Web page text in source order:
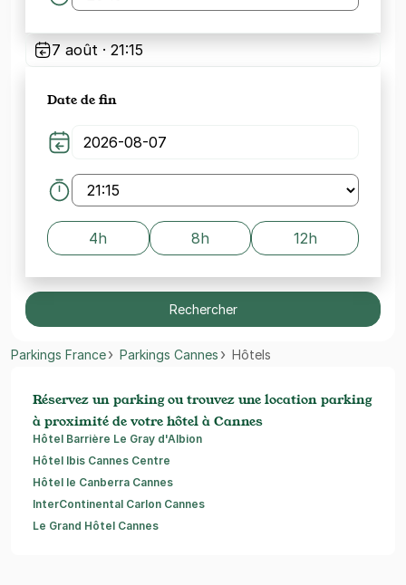
7 août · 21:15
Date de fin
4h 8h 12h
Rechercher
Parkings France Parkings Cannes Hôtels
Réservez un parking ou trouvez une location parking
à proximité de votre hôtel à Cannes
Hôtel Barrière Le Gray d'Albion
Hôtel Ibis Cannes Centre
Hôtel le Canberra Cannes
InterContinental Carlon Cannes
Le Grand Hôtel Cannes